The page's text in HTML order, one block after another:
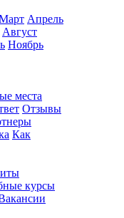
Апрель
Август
Ноябрь
места
Отзывы
Как
курсы